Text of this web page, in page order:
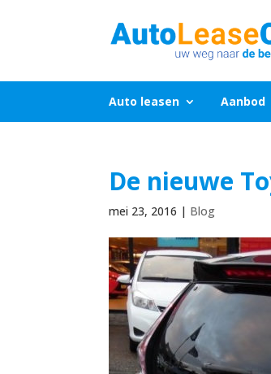
Auto leasen Aanbod
De nieuwe
mei 23, 2016 | Blog